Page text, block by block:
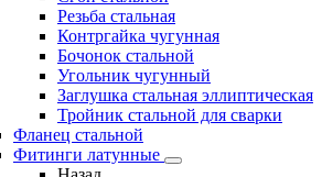
Резьба стальная
Контргайка чугунная
Бочонок стальной
Угольник чугунный
Заглушка стальная эллиптическая
Тройник стальной для сварки
Фланец стальной
Фитинги латунные